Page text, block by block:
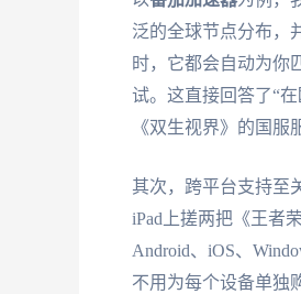
泛的全球节点分布，
时，它都会自动为你
试。这直接回答了“
《双生视界》的国服
其次，跨平台支持至
iPad上搓两把《王者
Android、iOS、
不用为每个设备单独